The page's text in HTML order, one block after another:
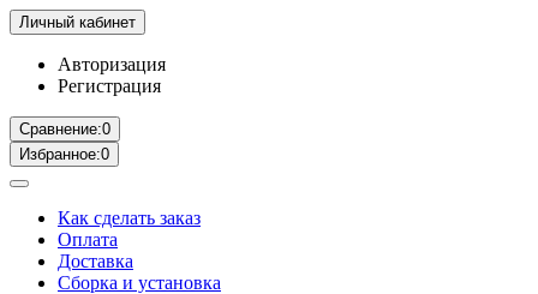
Личный кабинет
Авторизация
Регистрация
Сравнение:0
Избранное:0
Как сделать заказ
Оплата
Доставка
Сборка и установка